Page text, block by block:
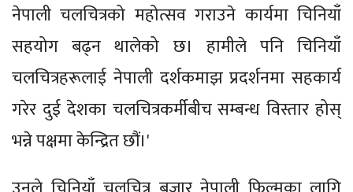
नेपाली चलचित्रको महोत्सव गराउने कार्यमा चिनियाँ
सहयोग बढ्न थालेको छ। हामीले पनि चिनियाँ
चलचित्रहरूलाई नेपाली दर्शकमाझ प्रदर्शनमा सहकार्य
गरेर दुई देशका चलचित्रकर्मीबीच सम्बन्ध विस्तार होस्
भन्ने पक्षमा केन्द्रित छौं।'